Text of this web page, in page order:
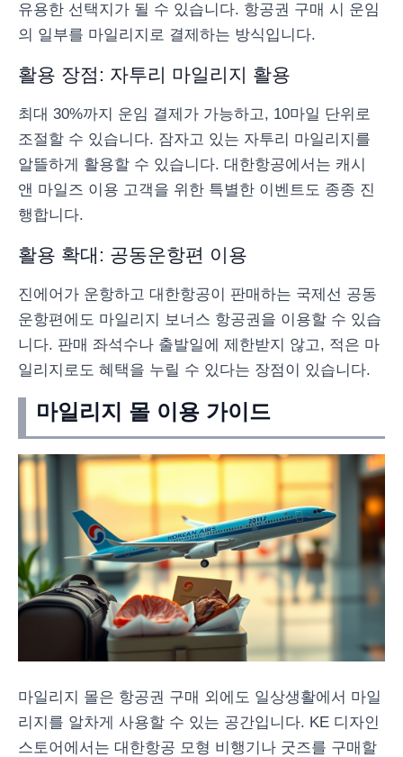
유용한 선택지가 될 수 있습니다. 항공권 구매 시 운임
의 일부를 마일리지로 결제하는 방식입니다.
활용 장점: 자투리 마일리지 활용
최대 30%까지 운임 결제가 가능하고, 10마일 단위로
조절할 수 있습니다. 잠자고 있는 자투리 마일리지를
알뜰하게 활용할 수 있습니다. 대한항공에서는 캐시
앤 마일즈 이용 고객을 위한 특별한 이벤트도 종종 진
행합니다.
활용 확대: 공동운항편 이용
진에어가 운항하고 대한항공이 판매하는 국제선 공동
운항편에도 마일리지 보너스 항공권을 이용할 수 있습
니다. 판매 좌석수나 출발일에 제한받지 않고, 적은 마
일리지로도 혜택을 누릴 수 있다는 장점이 있습니다.
마일리지 몰 이용 가이드
마일리지 몰은 항공권 구매 외에도 일상생활에서 마일
리지를 알차게 사용할 수 있는 공간입니다. KE 디자인
스토어에서는 대한항공 모형 비행기나 굿즈를 구매할